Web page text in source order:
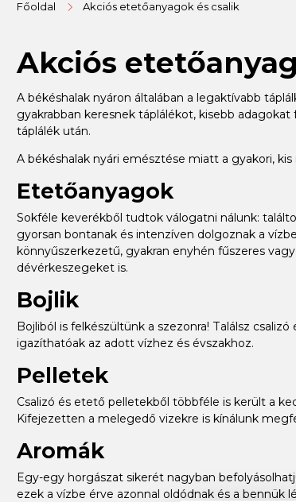
Főoldal Akciós etetőanyagok és csalik
Akciós
A békéshalak nyáron általában a legaktívabb
gyakrabban keresnek táplálékot, kisebb
táplálék után.
A békéshalak nyári emésztése miatt a gyakori,
Etetőanyagok
Sokféle keverékből tudtok válogatni nálunk:
gyorsan bontanak és intenzíven dolgoznak a
könnyűszerkezetű, gyakran enyhén fűszeres
dévérkeszegeket is.
Bojlik
Bojliból is felkészültünk a szezonra! Találsz
igazíthatóak az adott vízhez és évszakhoz.
Pelletek
Csalizó és etető pelletekből többféle is került a
Kifejezetten a melegedő vizekre is kínálunk
Aromák
Egy-egy horgászat sikerét nagyban
ezek a vízbe érve azonnal oldódnak és a